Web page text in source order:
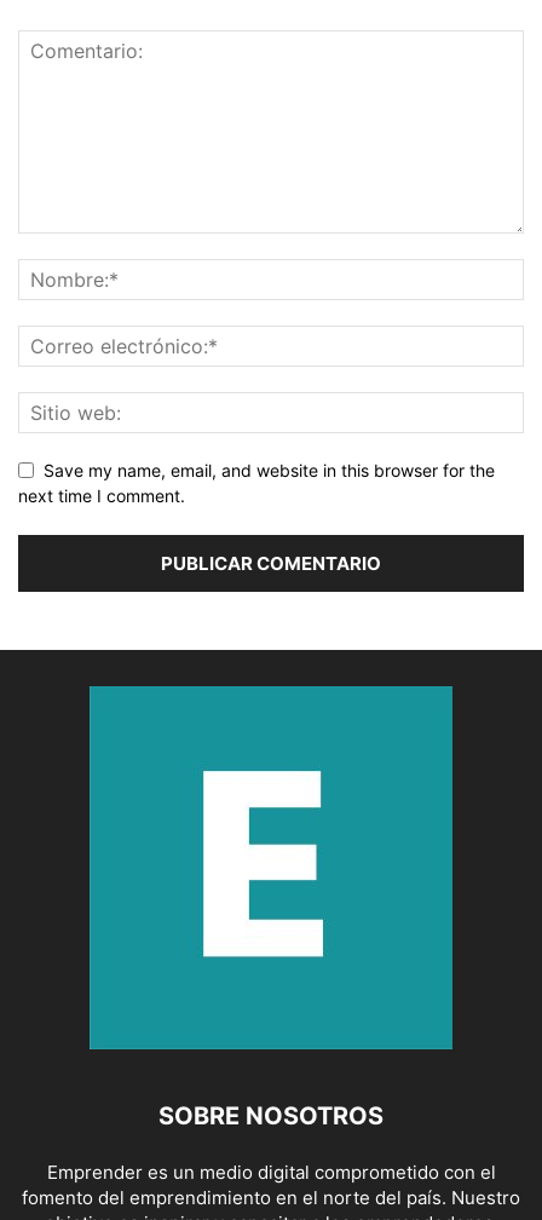
Save my name, email, and website in this browser for the
next time I comment.
SOBRE NOSOTROS
Emprender es un medio digital comprometido con el
fomento del emprendimiento en el norte del país. Nuestro